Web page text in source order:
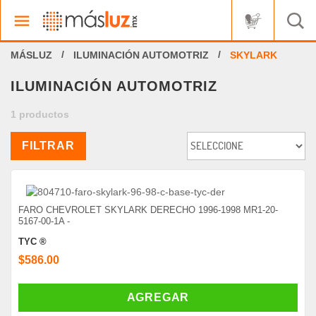
ILUMINACIÓN AUTOMOTRIZ SKYLARK
ILUMINACIÓN AUTOMOTRIZ
1 productos
FILTRAR
FARO CHEVROLET SKYLARK DERECHO 1996-1998 MR1-20-
5167-00-1A -
TYC ®
$586.00
AGREGAR